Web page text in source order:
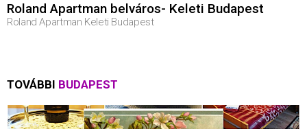
Roland Apartman belváros- Keleti Budapest
Roland Apartman Keleti Budapest
TOVÁBBI BUDAPEST